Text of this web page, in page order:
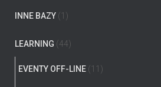
INNE BAZY (1)
LEARNING (44)
EVENTY OFF-LINE (11)